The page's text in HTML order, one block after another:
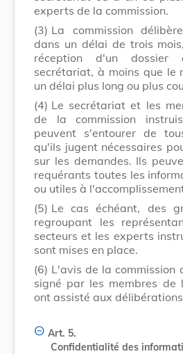
experts de la commission.
(3) La commission
dans un délai de trois
réception d'un
secrétariat, à moins que le
un délai plus long ou plus
(4) Le secrétariat et les
de la commission
peuvent s'entourer de
qu'ils jugent nécessaires
sur les demandes. Ils
requérants toutes les
ou utiles à
(5) Le cas échéant, des
regroupant les
secteurs et les experts
sont mises en place.
(6) L'avis de la commission
signé par les membres de
ont assisté aux
Art. 5.
Confidentialité des